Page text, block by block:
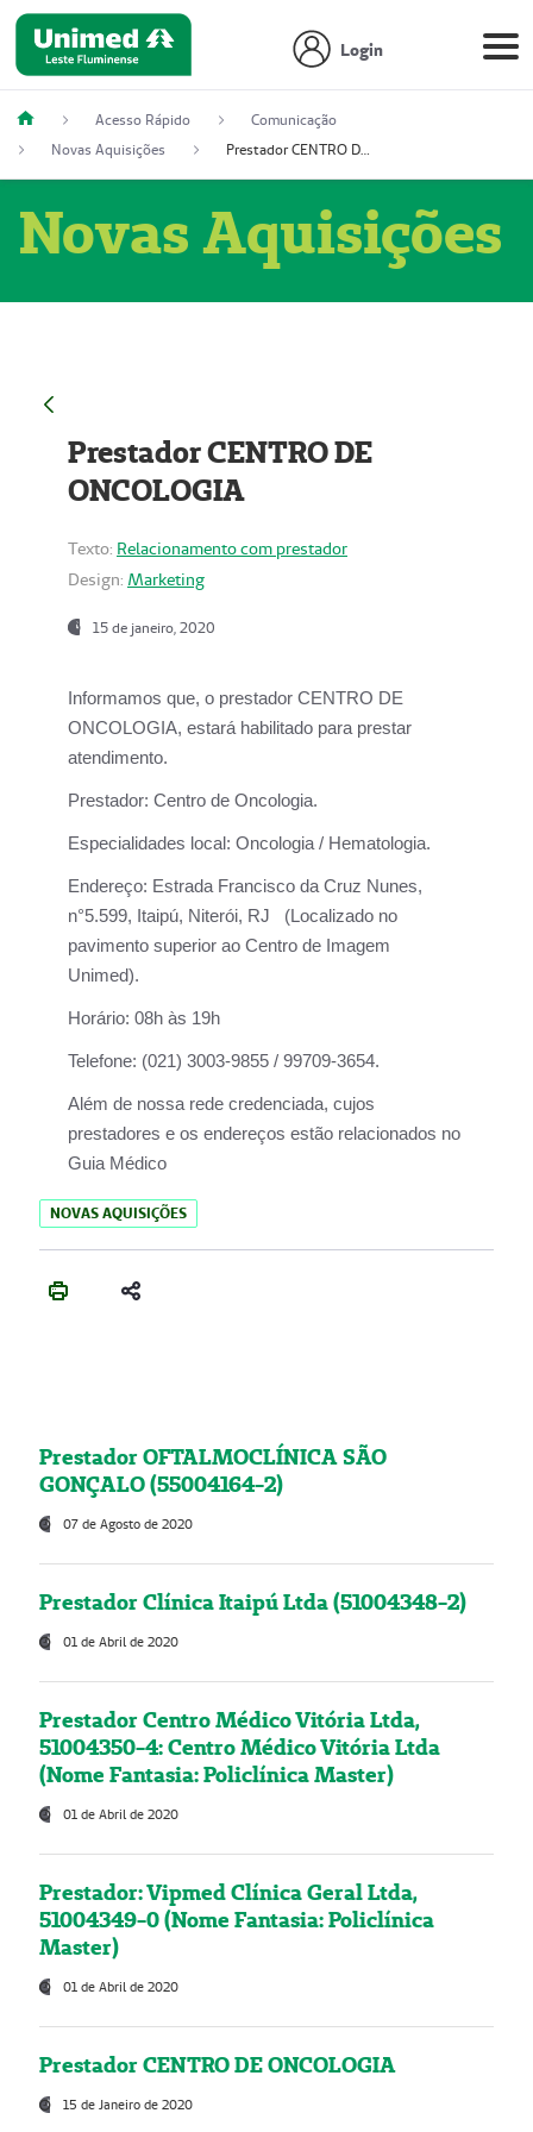
Login
Acesso Rápido
Comunicação
Novas Aquisições
Prestador CENTRO DE ONCOLOGIA
Novas Aquisições
Prestador CENTRO DE
ONCOLOGIA
Texto: Relacionamento com prestador
Design: Marketing
15 de janeiro, 2020
Informamos que, o prestador CENTRO DE
ONCOLOGIA, estará habilitado para prestar
atendimento.
Prestador: Centro de Oncologia.
Especialidades local: Oncologia / Hematologia.
Endereço: Estrada Francisco da Cruz Nunes,
n°5.599, Itaipú, Niterói, RJ (Localizado no
pavimento superior ao Centro de Imagem
Unimed).
Horário: 08h às 19h
Telefone: (021) 3003-9855 / 99709-3654.
Além de nossa rede credenciada, cujos
prestadores e os endereços estão relacionados no
Guia Médico
NOVAS AQUISIÇÕES
Prestador OFTALMOCLÍNICA SÃO
GONÇALO (55004164-2)
07 de Agosto de 2020
Prestador Clínica Itaipú Ltda (51004348-2)
01 de Abril de 2020
Prestador Centro Médico Vitória Ltda,
51004350-4: Centro Médico Vitória Ltda
(Nome Fantasia: Policlínica Master)
01 de Abril de 2020
Prestador: Vipmed Clínica Geral Ltda,
51004349-0 (Nome Fantasia: Policlínica
Master)
01 de Abril de 2020
Prestador CENTRO DE ONCOLOGIA
15 de Janeiro de 2020